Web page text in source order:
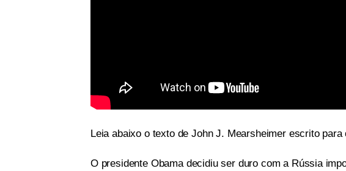
Leia abaixo o texto de John J. Mearsheimer escrito para
O presidente Obama decidiu ser duro com a Rússia